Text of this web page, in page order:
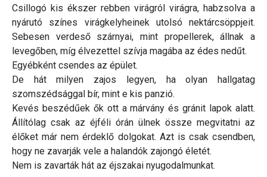
Csillogó kis ékszer rebben virágról virágra, habzsolva a
nyárutó színes virágkelyheinek utolsó nektárcsöppjeit.
Sebesen verdeső szárnyai, mint propellerek, állnak a
levegőben, míg élvezettel szívja magába az édes nedűt.
Egyébként csendes az épület.
De hát milyen zajos legyen, ha olyan hallgatag
szomszédsággal bír, mint e kis panzió.
Kevés beszédűek ők ott a márvány és gránit lapok alatt.
Állítólag csak az éjféli órán ülnek össze megvitatni az
élőket már nem érdeklő dolgokat. Azt is csak csendben,
hogy ne zavarják vele a halandók zajongó életét.
Nem is zavarták hát az éjszakai nyugodalmunkat.